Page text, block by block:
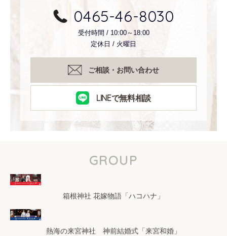
0465-46-8030
受付時間 / 10:00～18:00
定休日 / 火曜日
ご相談・お問い合わせ
LINEで無料相談
GROUP
箱根神社 花嫁物語「ハコハナ」
熱海の来宮神社 神前結婚式「来宮和婚」